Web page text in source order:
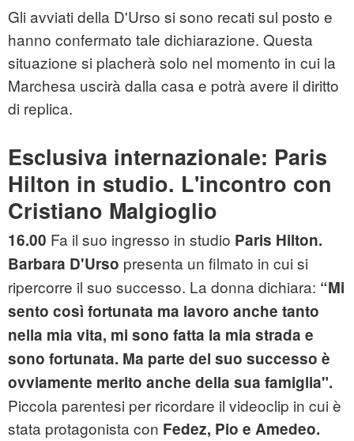
Gli avviati della D'Urso si sono recati sul posto e
hanno confermato tale dichiarazione. Questa
situazione si placherà solo nel momento in cui la
Marchesa uscirà dalla casa e potrà avere il diritto
di replica.
Esclusiva internazionale: Paris
Hilton in studio. L'incontro con
Cristiano Malgioglio
16.00 Fa il suo ingresso in studio Paris Hilton.
Barbara D'Urso presenta un filmato in cui si
ripercorre il suo successo. La donna dichiara: “Mi
sento così fortunata ma lavoro anche tanto
nella mia vita, mi sono fatta la mia strada e
sono fortunata. Ma parte del suo successo è
ovviamente merito anche della sua famiglia".
Piccola parentesi per ricordare il videoclip in cui è
stata protagonista con Fedez, Pio e Amedeo.